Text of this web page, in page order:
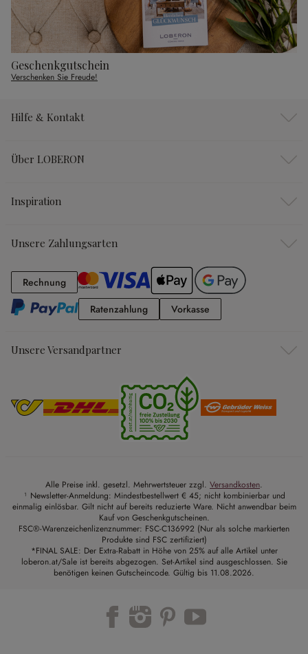
Geschenkgutschein
Verschenken Sie Freude!
Hilfe & Kontakt
Über LOBERON
Inspiration
Unsere Zahlungsarten
RechnungRechnung
RatenzahlungRatenzahlung
Vorkasse
Unsere Versandpartner
Alle Preise inkl. gesetzl. Mehrwertsteuer zzgl. Versandkosten.
¹ Newsletter-Anmeldung: Mindestbestellwert € 45; nicht kombinierbar und
einmalig einlösbar. Gilt nicht auf bereits reduzierte Ware. Nicht anwendbar beim
Kauf von Geschenkgutscheinen.
FSC®-Warenzeichenlizenznummer: FSC-C136992 (Nur als solche markierten
Produkte sind FSC zertifiziert)
*FINAL SALE: Der Extra-Rabatt in Höhe von 25% auf alle Artikel unter
loberon.at/Sale ist bereits abgezogen. Set-Artikel sind ausgeschlossen. Sie
benötigen keinen Gutscheincode. Gültig bis 11.08.2026.